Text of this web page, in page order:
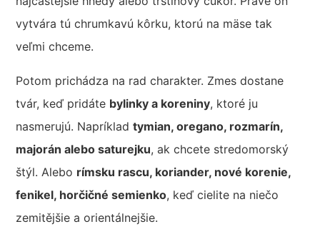
vytvára tú chrumkavú kôrku, ktorú na mäse tak
veľmi chceme.
Potom prichádza na rad charakter. Zmes dostane
tvár, keď pridáte bylinky a koreniny, ktoré ju
nasmerujú. Napríkladtymian, oregano, rozmarín,
majorán alebo saturejku, ak chcete stredomorský
štýl. Alebo rímsku rascu, koriander, nové korenie,
fenikel, horčičné semienko, keď cielite na niečo
zemitějšie a orientálnejšie.